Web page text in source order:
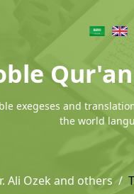
exegeses and
the world
Ali Ozek and others